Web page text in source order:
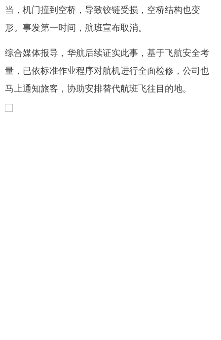
当，机门撞到空桥，导致铰链受损，空桥结构也变
形。事发第一时间，航班宣布取消。
综合媒体报导，华航后续证实此事，基于飞航安全考
量，已依标准作业程序对航机进行全面检修，公司也
马上通知旅客，协助安排替代航班飞往目的地。